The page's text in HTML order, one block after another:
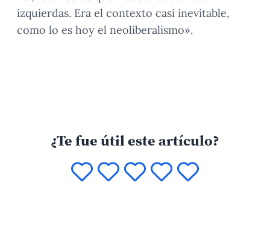
izquierdas. Era el contexto casi inevitable,
como lo es hoy el neoliberalismo».
¿Te fue útil este artículo?